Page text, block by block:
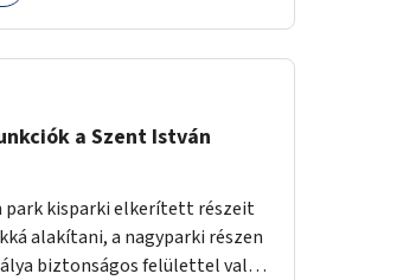
a Szent István
park kisparki elkerített részeit
alakítani, a nagyparki részen
biztonságos felülettel való